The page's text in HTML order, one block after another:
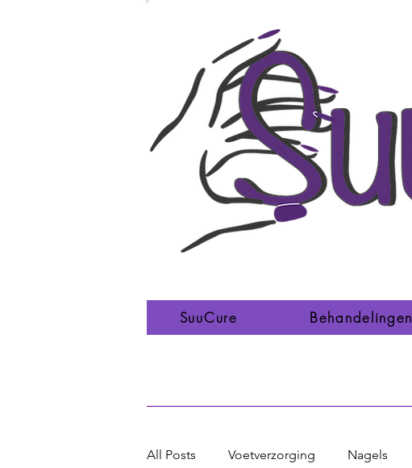
SuuCure Behandelingen
All Posts Voetverzorging Nagels